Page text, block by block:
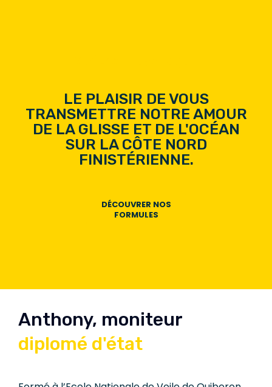
LE PLAISIR DE VOUS
TRANSMETTRE NOTRE AMOUR
DE LA GLISSE ET DE L'OCÉAN
SUR LA CÔTE NORD
FINISTÉRIENNE.
DÉCOUVRER NOS
FORMULES
Anthony, moniteur
diplomé d'état